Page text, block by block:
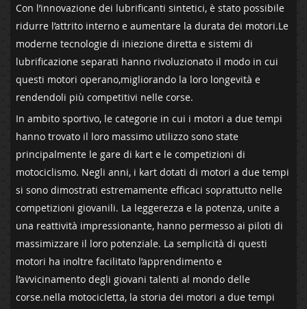
Con l’innovazione dei lubrificanti sintetici, è stato ⁢possibile
ridurre l’attrito interno⁤ e aumentare la durata ​dei motori.Le
moderne tecnologie di iniezione diretta e sistemi di
lubrificazione⁤ separati hanno rivoluzionato il modo in cui
questi motori operano,migliorando la loro‍ longevità e
rendendoli più ‍competitivi nelle corse.
In ambito ​sportivo, le categorie in‌ cui i motori a ​due tempi
hanno trovato ‍il ‍loro ‍massimo utilizzo⁤ sono state
principalmente le gare di kart e le competizioni‌ di
motociclismo. Negli anni, i ⁣kart dotati⁢ di​ motori a due tempi
si sono​ dimostrati estremamente efficaci soprattutto nelle
competizioni ​giovanili. La leggerezza⁤ e la potenza, ⁤unite⁤ a
una reattività impressionante,⁤ hanno ⁤permesso ai piloti di
⁣massimizzare il loro potenziale. La semplicità⁣ di questi
motori ha inoltre facilitato l’apprendimento e
l’avvicinamento ‍degli giovani talenti al‌ mondo ⁣delle
corse.nella motocicletta, la storia dei ‍motori ‌a ‍due tempi